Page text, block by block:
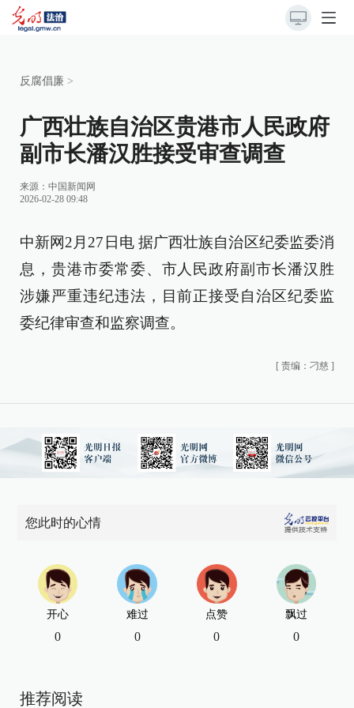
反腐倡廉 >
广西壮族自治区贵港市人民政府
副市长潘汉胜接受审查调查
来源： 中国新闻网
2026-02-28 09:48
中新网2月27日电 据广西壮族自治区纪委监委消
息，贵港市委常委、市人民政府副市长潘汉胜
涉嫌严重违纪违法，目前正接受自治区纪委监
委纪律审查和监察调查。
[ 责编：刁慈 ]
您此时的心情
开心
0
难过
0
点赞
0
飘过
0
推荐阅读